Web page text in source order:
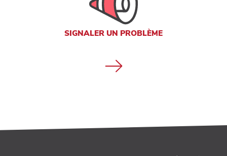
SIGNALER UN PROBLÈME